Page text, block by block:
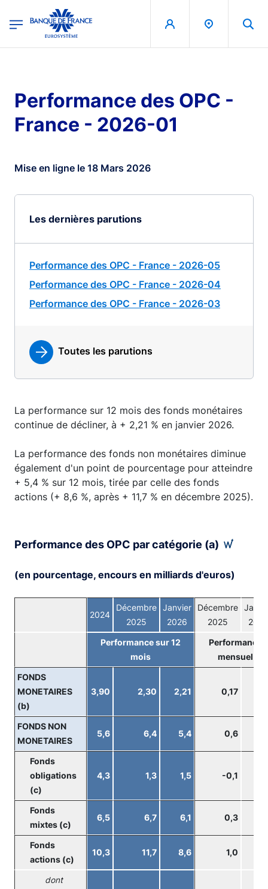
Banque de France - Menu Principal
Performance des OPC -
France - 2026-01
Mise en ligne le 18 Mars 2026
Les dernières parutions
Performance des OPC - France - 2026-05
Performance des OPC - France - 2026-04
Performance des OPC - France - 2026-03
Toutes les parutions
La performance sur 12 mois des fonds monétaires
continue de décliner, à + 2,21 % en janvier 2026.
La performance des fonds non monétaires diminue
également d'un point de pourcentage pour atteindre
+ 5,4 % sur 12 mois, tirée par celle des fonds
actions (+ 8,6 %, après + 11,7 % en décembre 2025).
Performance des OPC par catégorie (a)
(en pourcentage, encours en milliards d'euros)
2024
Décembre
2025
Janvier
2026
Décembre
2025
2026
Performance sur 12
mois
Performance
mensuel
FONDS
MONETAIRES
(b)
3,90 2,30 2,21 0,17
FONDS NON
MONETAIRES
5,6 6,4 5,4 0,6
Fonds
obligations
(c)
4,3 1,3 1,5 -0,1
Fonds
mixtes (c)
6,5 6,7 6,1 0,3
Fonds
actions (c)
10,3 11,7 8,6 1,0
dont